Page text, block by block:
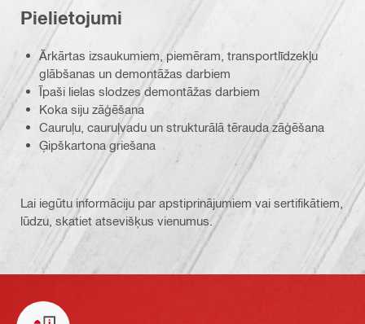
Pielietojumi
Ārkārtas izsaukumiem, piemēram, transportlīdzekļu
glābšanas un demontāžas darbiem
Īpaši lielas slodzes demontāžas darbiem
Koka siju zāģēšana
Cauruļu, cauruļvadu un strukturālā tērauda zāģēšana
Ģipškartona griešana
Lai iegūtu informāciju par apstiprinājumiem vai sertifikātiem,
lūdzu, skatiet atsevišķus vienumus.